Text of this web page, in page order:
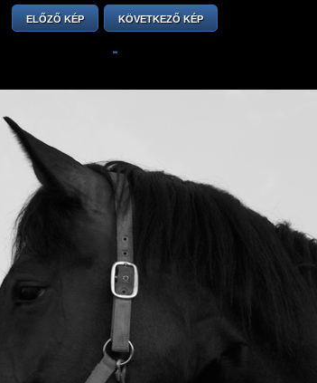
ELŐZŐ KÉP KÖVETKEZŐ KÉP
-